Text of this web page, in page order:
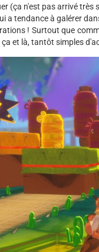
(ça n'est pas arrivé
a tendance à galérer
! Surtout que
et là, tantôt simples